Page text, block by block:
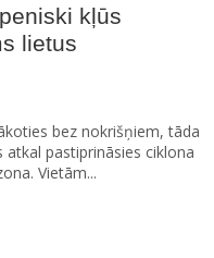
kļūs
lietus
bez nokrišņiem, tāda
pastiprināsies ciklona
Vietām...